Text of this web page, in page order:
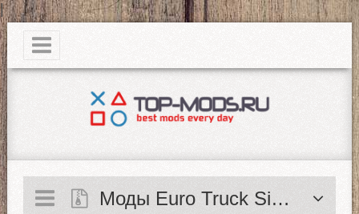
|
Моды Euro Truck Simulator 2